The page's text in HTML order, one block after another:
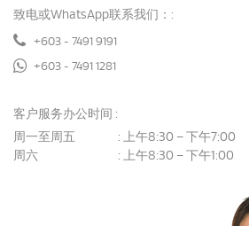
致电或WhatsApp联系我们：:
+603 - 7491 9191
+603 - 7491 1281
客户服务办公时间 :
周一至周五
: 上午8:30 – 下午7:00
周六
: 上午8:30 – 下午1:00